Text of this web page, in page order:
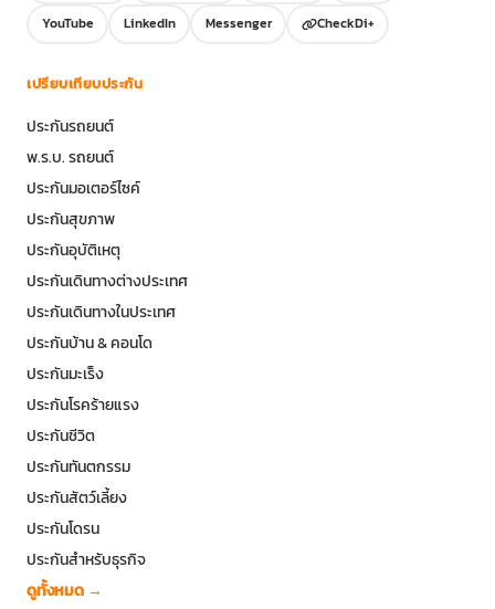
YouTube
LinkedIn Messenger CheckDi+
เปรียบเทียบประกัน
ประกันรถยนต์
พ.ร.บ. รถยนต์
ประกันมอเตอร์ไซค์
ประกันสุขภาพ
ประกันอุบัติเหตุ
ประกันเดินทางต่างประเทศ
ประกันเดินทางในประเทศ
ประกันบ้าน & คอนโด
ประกันมะเร็ง
ประกันโรคร้ายแรง
ประกันชีวิต
ประกันทันตกรรม
ประกันสัตว์เลี้ยง
ประกันโดรน
ประกันสำหรับธุรกิจ
ดูทั้งหมด →